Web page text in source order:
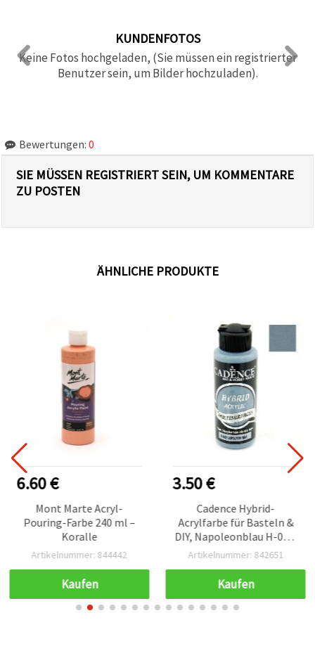
KUNDENFOTOS
Keine Fotos hochgeladen, (Sie müssen ein registrierter
Benutzer sein, um Bilder hochzuladen).
Bewertungen: 0
SIE MÜSSEN REGISTRIERT SEIN, UM KOMMENTARE
ZU POSTEN
ÄHNLICHE PRODUKTE
6.60 €
Mont Marte Acryl-
Pouring-Farbe 240 ml –
Koralle
Artikelnummer: 844442
Kaufen
3.50 €
Cadence Hybrid-
Acrylfarbe für Basteln &
DIY, Napoleonblau H-042,
120 ml
Artikelnummer: 842651
Kaufen